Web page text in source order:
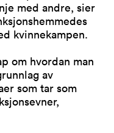
med andre, sier
kvinnekampen.
om hvordan man
av
som tar som